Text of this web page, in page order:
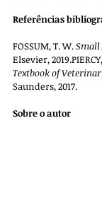
Referências
FOSSUM, T. W. Small
Elsevier,
Textbook of
Saunders, 2017.
Sobre o autor